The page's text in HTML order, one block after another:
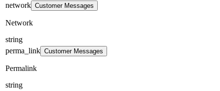
network Customer Messages
Network
string
perma_link Customer Messages
Permalink
string